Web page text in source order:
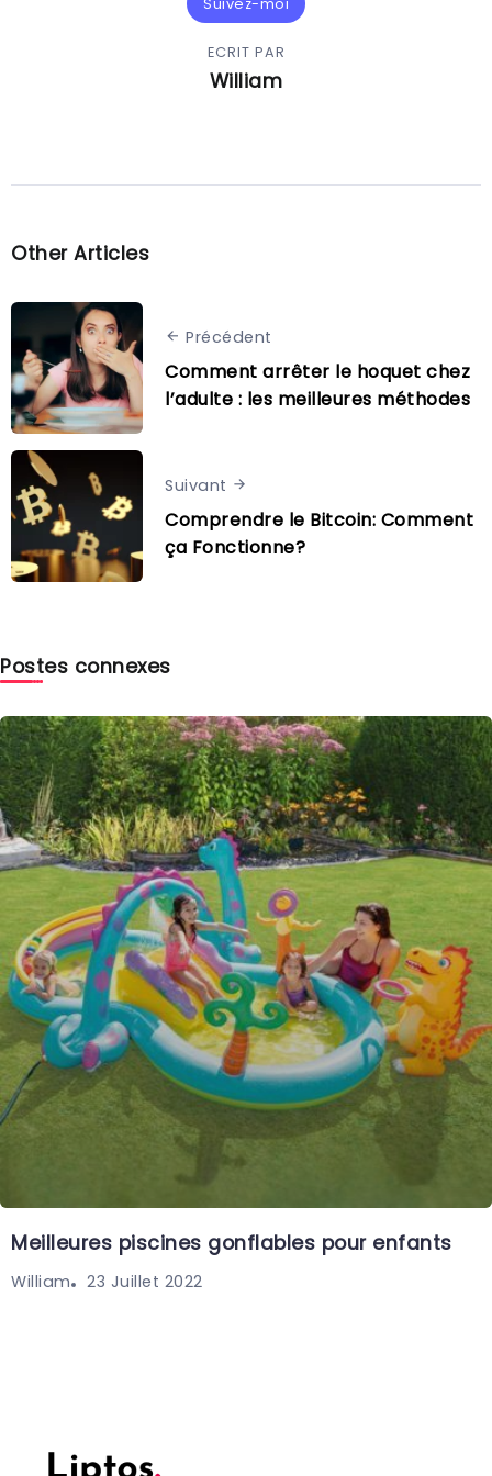
Suivez-moi
ECRIT PAR
William
Other Articles
Précédent
Comment arrêter le hoquet chez
l’adulte : les meilleures méthodes
Suivant
Comprendre le Bitcoin: Comment
ça Fonctionne?
Postes connexes
Meilleures piscines gonflables pour enfants
William 23 Juillet 2022